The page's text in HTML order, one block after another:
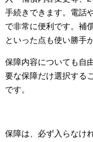
手続きできます。電話
で非常に便利です。補
といった点も使い勝手
保障内容についても自
要な保障だけ選択する
です。
保障は、必ず入らなけ